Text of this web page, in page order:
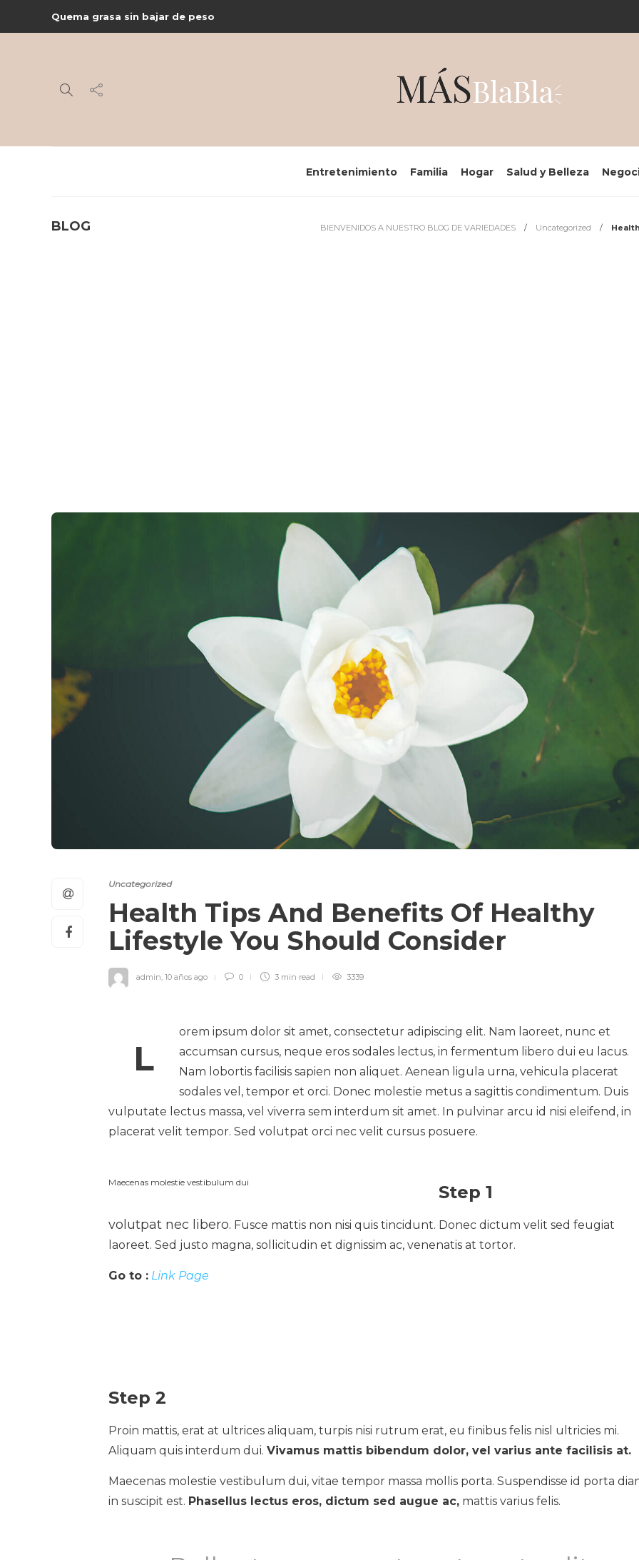
Quema grasa sin bajar de peso
Entretenimiento Familia Hogar Salud y Belleza
BLOG BIENVENIDOS A NUESTRO BLOG DE VARIEDADES Uncategorized
Uncategorized
Health Tips And Benefits Of Healthy
Lifestyle You Should Consider
admin, 10 años ago 0 3 min read 3339
L
orem ipsum dolor sit amet, consectetur adipiscing elit. Nam laoreet, nunc et
accumsan cursus, neque eros sodales lectus, in fermentum libero dui eu lacus.
Nam lobortis facilisis sapien non aliquet. Aenean ligula urna, vehicula placerat
sodales vel, tempor et orci. Donec molestie metus a sagittis condimentum. Duis
vulputate lectus massa, vel viverra sem interdum sit amet. In pulvinar arcu id nisi eleifend, in
placerat velit tempor. Sed volutpat orci nec velit cursus posuere.
Maecenas molestie vestibulum dui Step 1
volutpat nec libero. Fusce mattis non nisi quis tincidunt. Donec dictum velit sed feugiat
laoreet. Sed justo magna, sollicitudin et dignissim ac, venenatis at tortor.
Go to : Link Page
Step 2
Proin mattis, erat at ultrices aliquam, turpis nisi rutrum erat, eu finibus felis nisl ultricies mi.
Aliquam quis interdum dui. Vivamus mattis bibendum dolor, vel varius ante facilisis at.
Maecenas molestie vestibulum dui, vitae tempor massa mollis porta. Suspendisse id porta
in suscipit est. Phasellus lectus eros, dictum sed augue ac, mattis varius felis.